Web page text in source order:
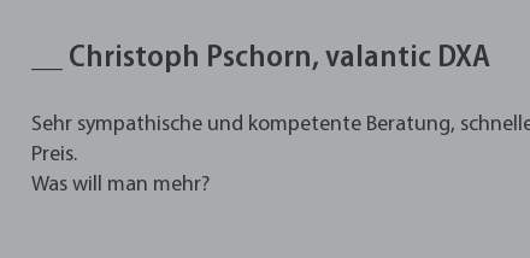
__ Christoph Pschorn, valantic DXA
Sehr sympathische und kompetente Beratung,
Preis.
Was will man mehr?